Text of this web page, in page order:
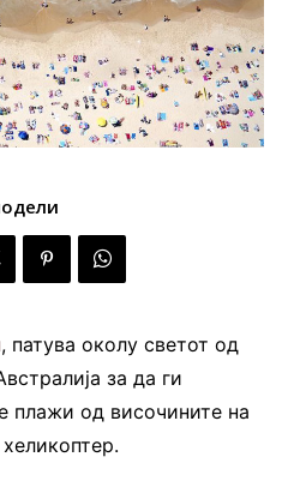
, патува околу светот од
за да ги
плажи од височините на